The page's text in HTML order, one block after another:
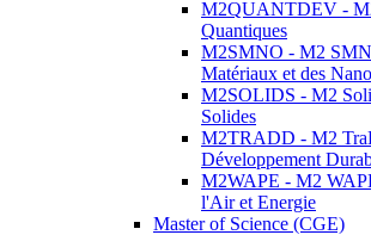
M2QUANTDEV -
Quantiques
M2SMNO - M2
Matériaux et des
M2SOLIDS - M2
Solides
M2TRADD - M2
Développement
M2WAPE - M2
l'Air et Energie
Master of Science (CGE)